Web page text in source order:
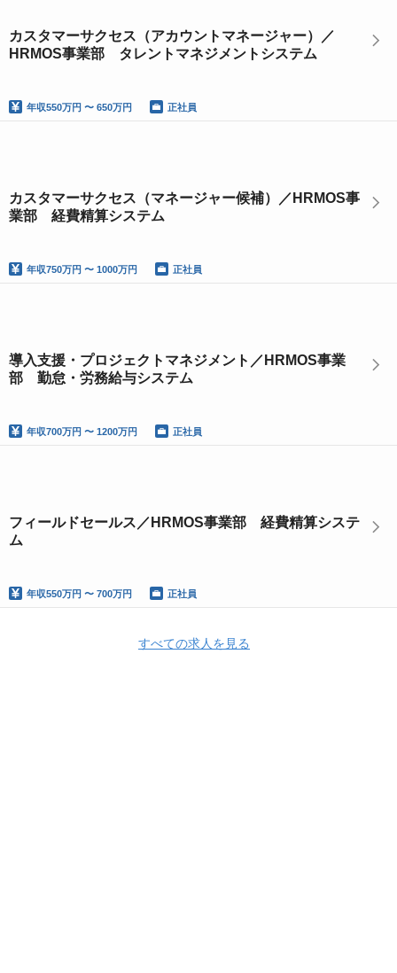
カスタマーサクセス（アカウントマネージャー）／
HRMOS事業部 タレントマネジメントシステム
年収550万円 〜 650万円 正社員
カスタマーサクセス（マネージャー候補）／HRMOS事
業部 経費精算システム
年収750万円 〜 1000万円 正社員
導入支援・プロジェクトマネジメント／HRMOS事業
部 勤怠・労務給与システム
年収700万円 〜 1200万円 正社員
フィールドセールス／HRMOS事業部 経費精算システ
ム
年収550万円 〜 700万円 正社員
すべての求人を見る